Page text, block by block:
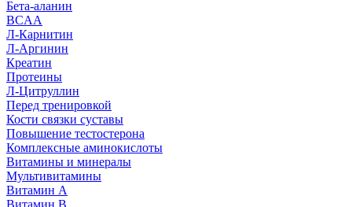
Бета-аланин
BCAA
Л-Карнитин
Л-Аргинин
Креатин
Протеины
Л-Цитруллин
Перед тренировкой
Кости связки суставы
Повышение тестостерона
Комплексные аминокислоты
Витамины и минералы
Мультивитамины
Витамин A
Витамин B